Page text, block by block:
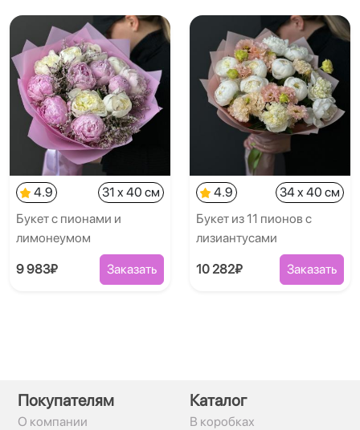
4.9
31 x 40 см
Букет с пионами и
лимонеумом
9 983₽ Заказать
4.9
34 x 40 см
Букет из 11 пионов с
лизиантусами
10 282₽ Заказать
Покупателям
О компании
Каталог
В коробках